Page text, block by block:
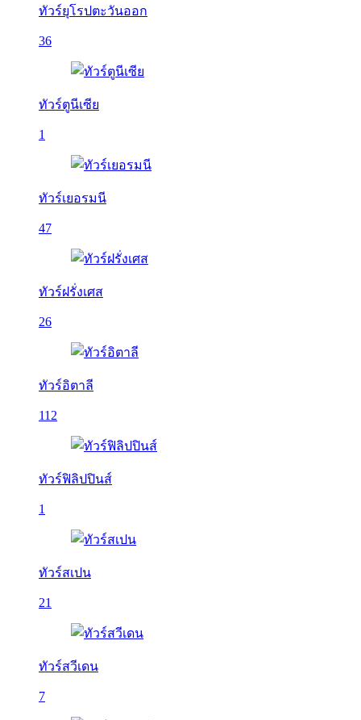
ทัวร์ยุโรปตะวันออก
36
ทัวร์ตูนีเซีย
1
ทัวร์เยอรมนี
47
ทัวร์ฝรั่งเศส
26
ทัวร์อิตาลี
112
ทัวร์ฟิลิปปินส์
1
ทัวร์สเปน
21
ทัวร์สวีเดน
7